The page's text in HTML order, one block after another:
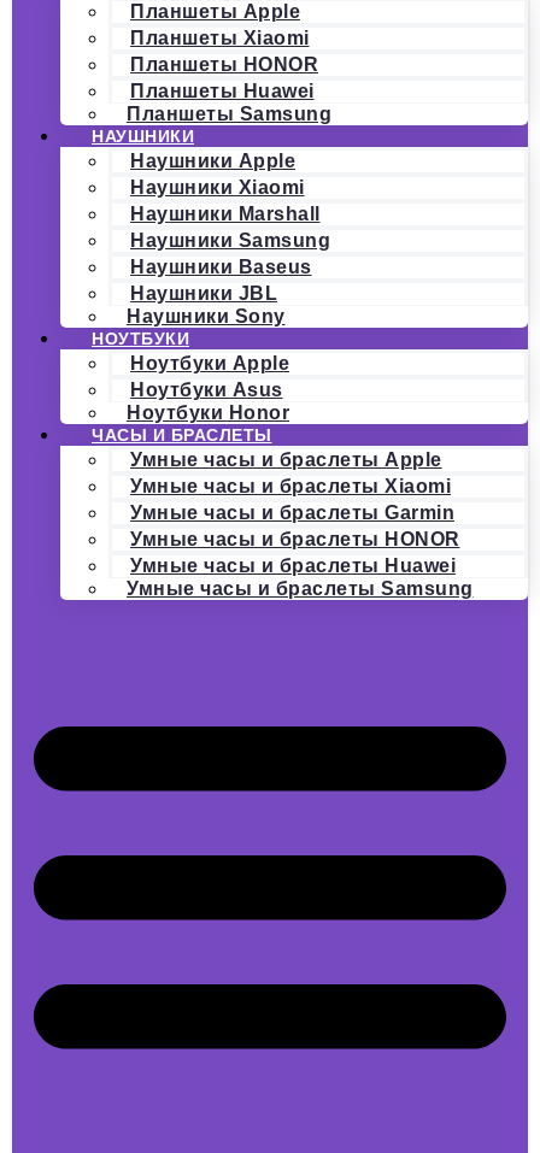
Планшеты Apple
Планшеты Xiaomi
Планшеты HONOR
Планшеты Huawei
Планшеты Samsung
НАУШНИКИ
Наушники Apple
Наушники Xiaomi
Наушники Marshall
Наушники Samsung
Наушники Baseus
Наушники JBL
Наушники Sony
НОУТБУКИ
Ноутбуки Apple
Ноутбуки Asus
Ноутбуки Honor
ЧАСЫ И БРАСЛЕТЫ
Умные часы и браслеты Apple
Умные часы и браслеты Xiaomi
Умные часы и браслеты Garmin
Умные часы и браслеты HONOR
Умные часы и браслеты Huawei
Умные часы и браслеты Samsung